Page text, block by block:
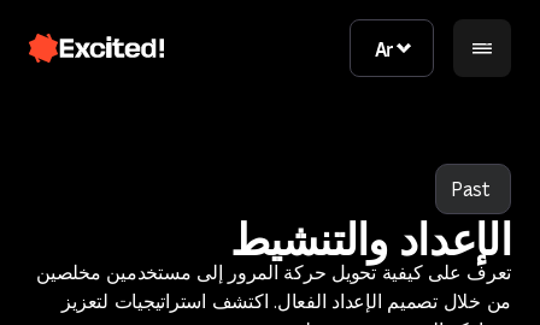
Ar
Past
الإعداد والتنشيط
تعرف على كيفية تحويل حركة المرور إلى مستخدمين مخلصين
من خلال تصميم الإعداد الفعال. اكتشف استراتيجيات لتعزيز